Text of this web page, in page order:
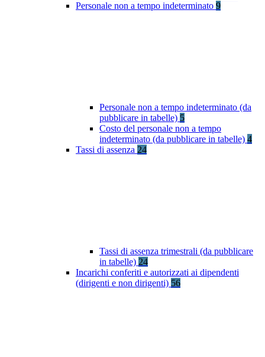
Personale non a tempo indeterminato 9
Personale non a tempo indeterminato (da
pubblicare in tabelle) 5
Costo del personale non a tempo
indeterminato (da pubblicare in tabelle) 4
Tassi di assenza 24
Tassi di assenza trimestrali (da pubblicare
in tabelle) 24
Incarichi conferiti e autorizzati ai dipendenti
(dirigenti e non dirigenti) 56